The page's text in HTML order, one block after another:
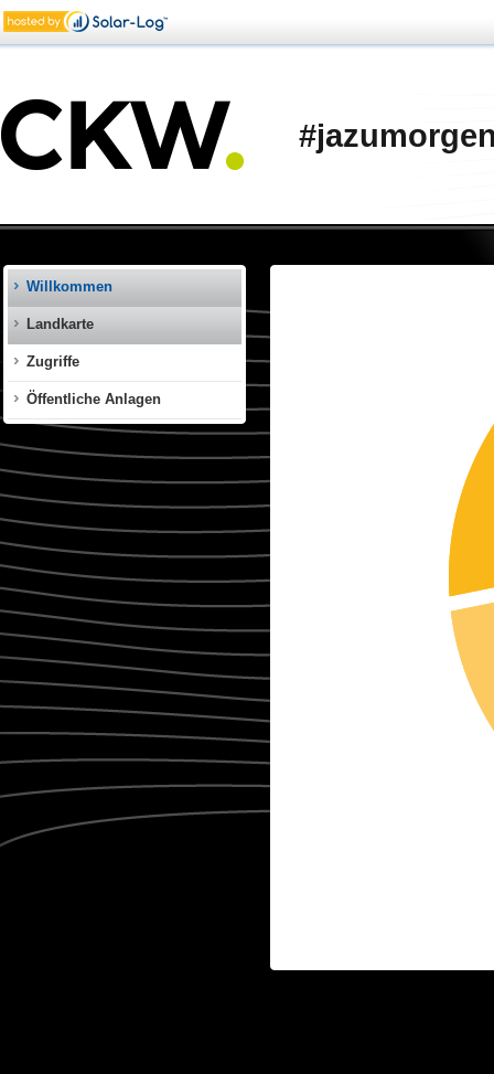
Willkommen
Landkarte
Zugriffe
Öffentliche Anlagen